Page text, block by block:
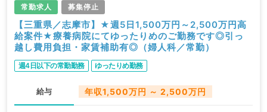
常勤求人 募集停止
【三重県／志摩市】★週5日1,500万円～2,500万円高
給案件★療養病院にてゆったりめのご勤務です◎引っ
越し費用負担・家賃補助有◎（婦人科／常勤）
週4日以下の常勤勤務 ゆったりめ勤務
給与 年収1,500万円 ～ 2,500万円